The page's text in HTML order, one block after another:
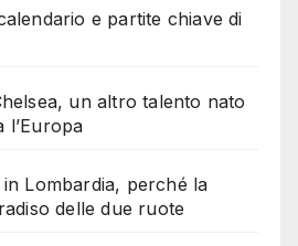
e partite chiave di
un altro talento nato
l’Europa
Lombardia, perché la
delle due ruote